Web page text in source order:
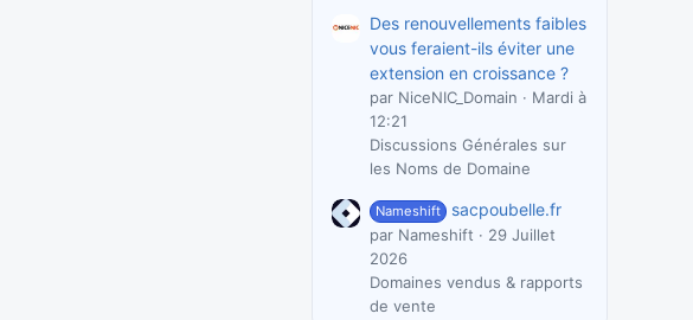
Des renouvellements faibles
vous feraient-ils éviter une
extension en croissance ?
par NiceNIC_Domain
Mardi à
12:21
Discussions Générales sur
les Noms de Domaine
Nameshift sacpoubelle.fr
par Nameshift
29 Juillet
2026
Domaines vendus & rapports
de vente